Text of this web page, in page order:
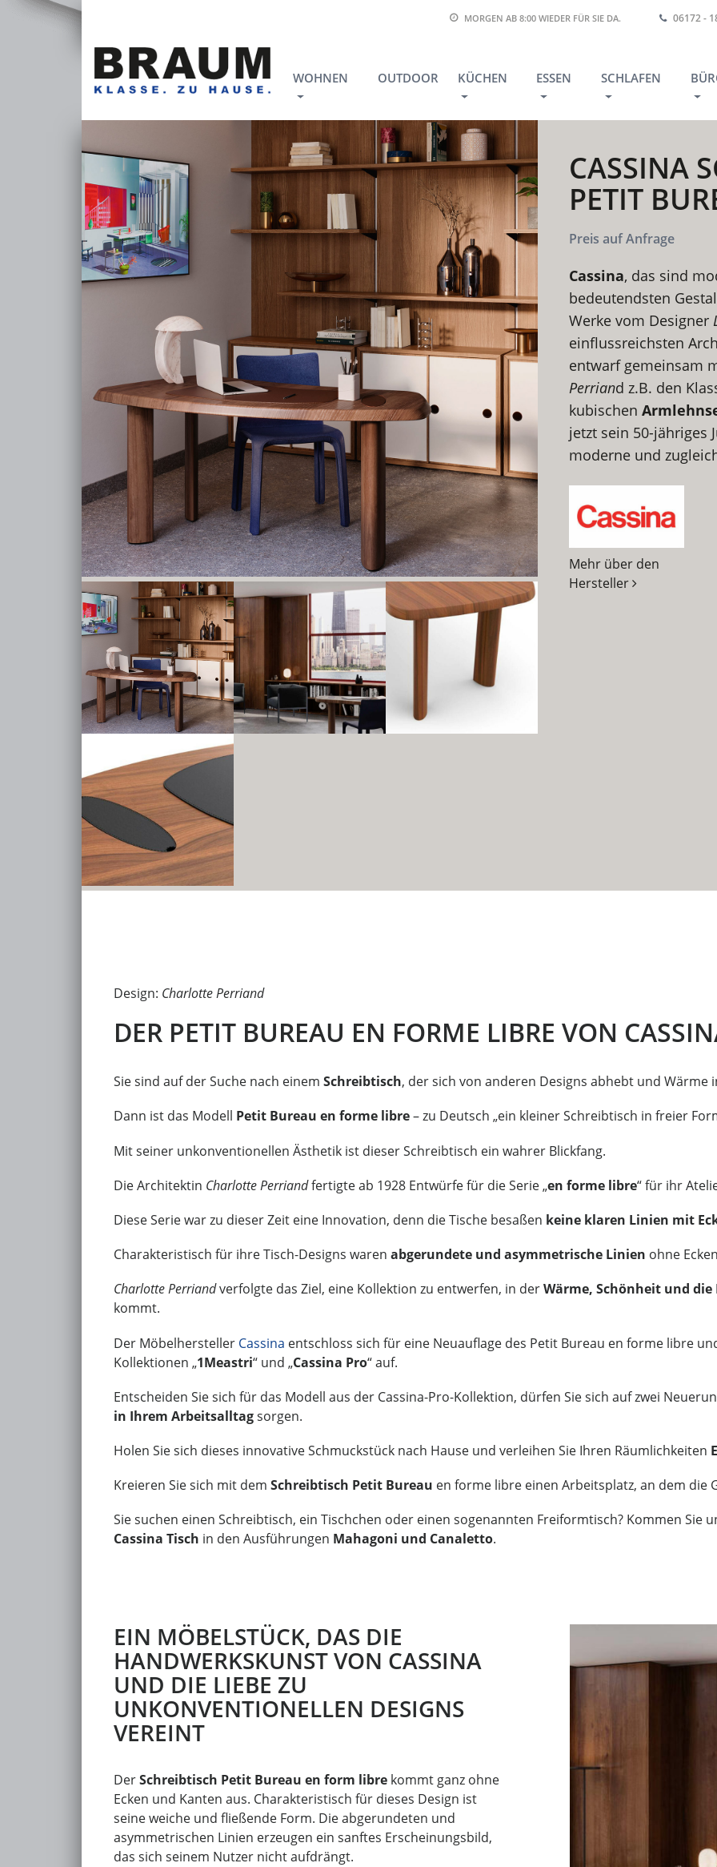
MORGEN AB 8:00 WIEDER FÜR SIE DA. 06172 -
WOHNEN OUTDOOR KÜCHEN ESSEN SCHLAFEN
CASSINA
PETIT
Preis auf Anfrage
Cassina, das sind
bedeutendsten
Werke vom Designer
einflussreichsten
entwarf gemeinsam
Perriand z.B. den
kubischen
jetzt sein 50-jähriges
moderne und
Mehr über den
Hersteller
Design: Charlotte Perriand
DER PETIT BUREAU EN FORME LIBRE VON
Sie sind auf der Suche nach einem Schreibtisch, der sich von anderen Designs abhebt und
Dann ist das Modell Petit Bureau en forme libre– zu Deutsch „ein kleiner Schreibtisch in freier
Mit seiner unkonventionellen Ästhetik ist dieser Schreibtisch ein wahrer Blickfang.
Die Architektin Charlotte Perriandfertigte ab 1928 Entwürfe für die Serie „en forme libre“ für ihr
Diese Serie war zu dieser Zeit eine Innovation, denn die Tische besaßen keine klaren Linien mit
Charakteristisch für ihre Tisch-Designs waren abgerundete und asymmetrische Linien ohne
Charlotte Perriandverfolgte das Ziel, eine Kollektion zu entwerfen, in derWärme, Schönheit und
kommt.
Der Möbelhersteller Cassina entschloss sich für eine Neuauflage des Petit Bureau en forme libre
Kollektionen „1Meastri“ und „Cassina Pro“ auf.
Entscheiden Sie sich für das Modell aus der Cassina-Pro-Kollektion, dürfen Sie sich auf zwei
in Ihrem Arbeitsalltagsorgen.
Holen Sie sich dieses innovative Schmuckstück nach Hause und verleihen Sie Ihren Räumlichkeiten
Kreieren Sie sich mit dem Schreibtisch Petit Bureau en forme libre einen Arbeitsplatz, an dem die
Sie suchen einen Schreibtisch, ein Tischchen oder einen sogenannten Freiformtisch? Kommen Sie
Cassina Tisch in den Ausführungen Mahagoni und Canaletto.
EIN MÖBELSTÜCK, DAS DIE
HANDWERKSKUNST VON CASSINA
UND DIE LIEBE ZU
UNKONVENTIONELLEN DESIGNS
VEREINT
DerSchreibtisch Petit Bureau en form libre kommt ganz ohne
Ecken und Kanten aus. Charakteristisch für dieses Design ist
seine weiche und fließende Form. Die abgerundeten und
asymmetrischen Linien erzeugen ein sanftes Erscheinungsbild,
das sich seinem Nutzer nicht aufdrängt.